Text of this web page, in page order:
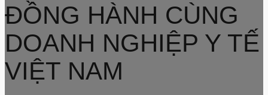
ĐỒNG HÀNH CÙNG
DOANH NGHIỆP Y TẾ
VIỆT NAM